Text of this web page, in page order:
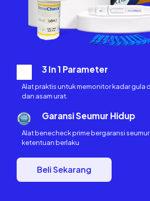
3 In 1 Parameter
Alat praktis untuk memonitor kadar gula
dan asam urat.
Garansi Seumur Hidup
Alat benecheck prime bergaransi
ketentuan berlaku
Beli Sekarang